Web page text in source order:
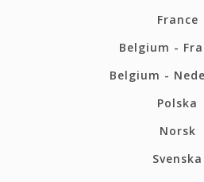
France
Belgium -
Belgium -
Polska
Norsk
Svenska